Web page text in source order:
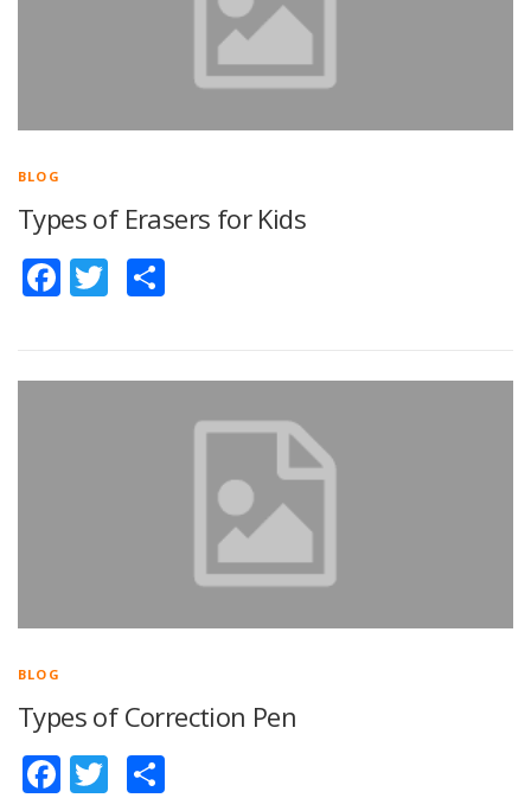
BLOG
Types of Erasers for Kids
Facebook
Twitter
BLOG
Types of Correction Pen
Facebook
Twitter